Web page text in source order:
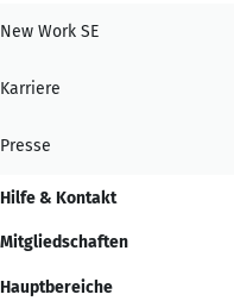
New Work SE
Karriere
Presse
Hilfe & Kontakt
Mitgliedschaften
Hauptbereiche